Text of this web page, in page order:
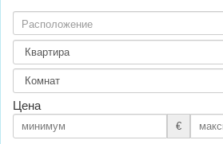
Расположение
Цена
€